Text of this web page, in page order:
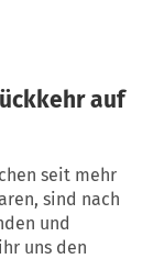
auf
seit mehr
sind nach
und
uns den